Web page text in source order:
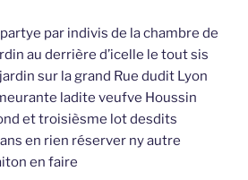
par indivis de la chambre de
au derrière d’icelle le tout sis
sur la grand Rue dudit Lyon
ladite veufve Houssin
et troisièsme lot desdits
en rien réserver ny autre
en faire